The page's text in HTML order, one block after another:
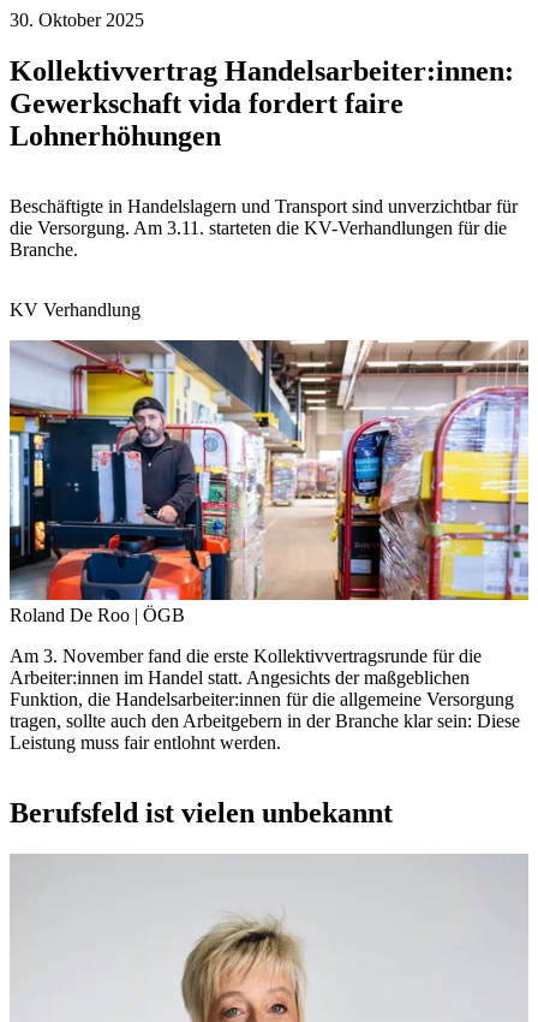
30. Oktober 2025
Kollektivvertrag Handelsarbeiter:innen:
Gewerkschaft vida fordert faire
Lohnerhöhungen
Beschäftigte in Handelslagern und Transport sind unverzichtbar für
die Versorgung. Am 3.11. starteten die KV-Verhandlungen für die
Branche.
KV Verhandlung
Roland De Roo | ÖGB
Am 3. November fand die erste Kollektivvertragsrunde für die
Arbeiter:innen im Handel statt. Angesichts der maßgeblichen
Funktion, die Handelsarbeiter:innen für die allgemeine Versorgung
tragen, sollte auch den Arbeitgebern in der Branche klar sein: Diese
Leistung muss fair entlohnt werden.
Berufsfeld ist vielen unbekannt